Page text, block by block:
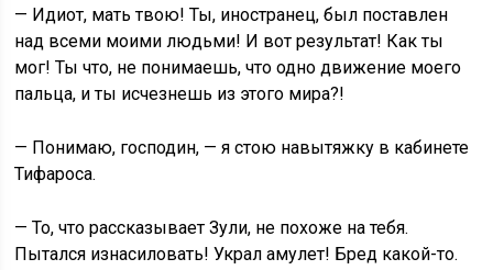
— Идиот, мать твою! Ты, иностранец, был поставлен
над всеми моими людьми! И вот результат! Как ты
мог! Ты что, не понимаешь, что одно движение моего
пальца, и ты исчезнешь из этого мира?!
— Понимаю, господин, — я стою навытяжку в кабинете
Тифароса.
— То, что рассказывает Зули, не похоже на тебя.
Пытался изнасиловать! Украл амулет! Бред какой-то.